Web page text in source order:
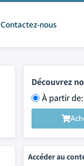
Contactez-nous
Découvrez
À partir
Accéder au